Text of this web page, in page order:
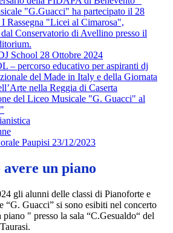
"G.Guacci" ha partecipato il 28
Rassegna "Licei al Cimarosa",
Conservatorio di Avellino presso il
School 28 Ottobre 2024
– percorso educativo per aspiranti dj
del Made in Italy e della Giornata
nella Reggia di Caserta
del Liceo Musicale "G. Guacci" al
Paupisi 23/12/2023
un piano
gli alunni delle classi di Pianoforte e
“G. Guacci” si sono esibiti nel concerto
" presso la sala “C.Gesualdo“ del